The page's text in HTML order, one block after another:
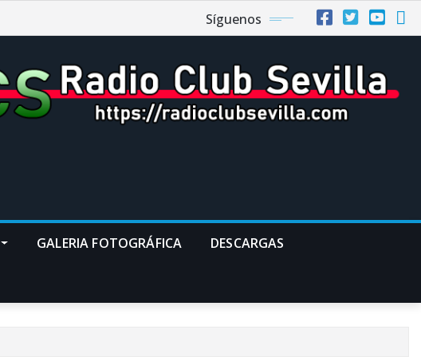
Síguenos
GALERIA FOTOGRÁFICA DESCARGAS